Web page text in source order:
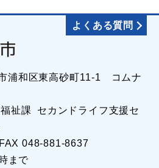
よくある質問
浦和区東高砂町11-1 コムナ
祉課 セカンドライフ支援セ
048-881-8637
まで